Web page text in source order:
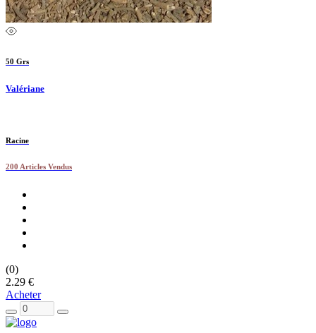
50 Grs
Valériane
Racine
200 Articles Vendus
(0)
2.29 €
Acheter